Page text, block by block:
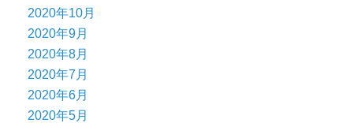
2020年10月
2020年9月
2020年8月
2020年7月
2020年6月
2020年5月